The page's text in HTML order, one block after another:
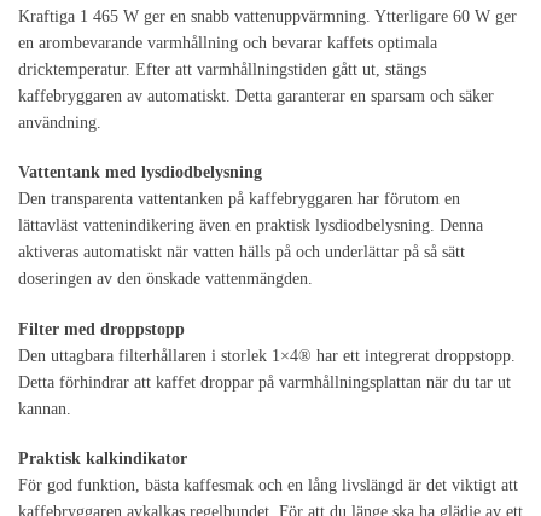
Kraftiga 1 465 W ger en snabb vattenuppvärmning. Ytterligare 60 W ger
en arombevarande varmhållning och bevarar kaffets optimala
dricktemperatur. Efter att varmhållningstiden gått ut, stängs
kaffebryggaren av automatiskt. Detta garanterar en sparsam och säker
användning.
Vattentank med lysdiodbelysning
Den transparenta vattentanken på kaffebryggaren har förutom en
lättavläst vattenindikering även en praktisk lysdiodbelysning. Denna
aktiveras automatiskt när vatten hälls på och underlättar på så sätt
doseringen av den önskade vattenmängden.
Filter med droppstopp
Den uttagbara filterhållaren i storlek 1×4® har ett integrerat droppstopp.
Detta förhindrar att kaffet droppar på varmhållningsplattan när du tar ut
kannan.
Praktisk kalkindikator
För god funktion, bästa kaffesmak och en lång livslängd är det viktigt att
kaffebryggaren avkalkas regelbundet. För att du länge ska ha glädje av ett